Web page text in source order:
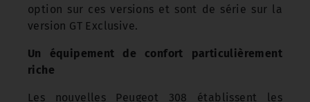
option sur ces versions et sont de série sur la
version GT Exclusive.
Un équipement de confort particulièrement
riche
Les nouvelles Peugeot 308 établissent les